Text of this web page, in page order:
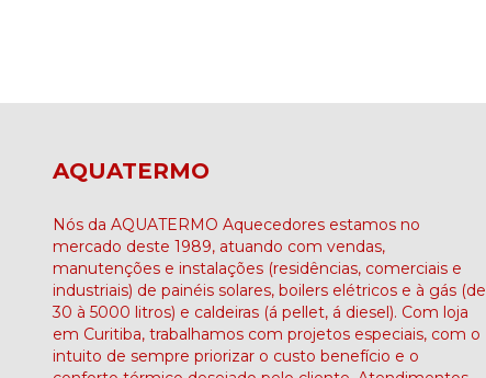
AQUATERMO
Nós da AQUATERMO Aquecedores estamos no
mercado deste 1989, atuando com vendas,
manutenções e instalações (residências, comerciais e
industriais) de painéis solares, boilers elétricos e à gás (de
30 à 5000 litros) e caldeiras (á pellet, á diesel). Com loja
em Curitiba, trabalhamos com projetos especiais, com o
intuito de sempre priorizar o custo benefício e o